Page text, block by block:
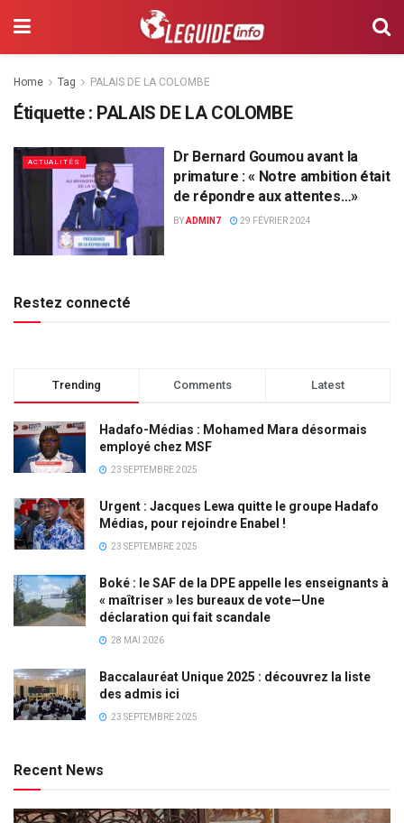
Home Tag PALAIS DE LA COLOMBE
Étiquette : PALAIS DE LA COLOMBE
ACTUALITÉS
Dr Bernard Goumou avant la
primature : « Notre ambition était
de répondre aux attentes…»
BYADMIN7 29 FÉVRIER 2024
Restez connecté
Trending Comments Latest
Hadafo-Médias : Mohamed Mara désormais
employé chez MSF
23 SEPTEMBRE 2025
Urgent : Jacques Lewa quitte le groupe Hadafo
Médias, pour rejoindre Enabel !
23 SEPTEMBRE 2025
Boké : le SAF de la DPE appelle les enseignants à
« maîtriser » les bureaux de vote—Une
déclaration qui fait scandale
28 MAI 2026
Baccalauréat Unique 2025 : découvrez la liste
des admis ici
23 SEPTEMBRE 2025
Recent News